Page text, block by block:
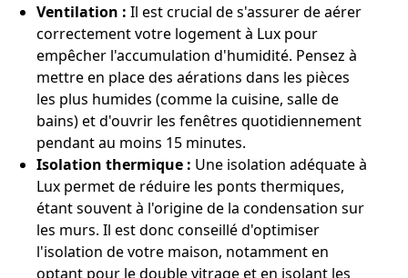
Ventilation : Il est crucial de s'assurer de aérer
correctement votre logement à Lux pour
empêcher l'accumulation d'humidité. Pensez à
mettre en place des aérations dans les pièces
les plus humides (comme la cuisine, salle de
bains) et d'ouvrir les fenêtres quotidiennement
pendant au moins 15 minutes.
Isolation thermique : Une isolation adéquate à
Lux permet de réduire les ponts thermiques,
étant souvent à l'origine de la condensation sur
les murs. Il est donc conseillé d'optimiser
l'isolation de votre maison, notamment en
optant pour le double vitrage et en isolant les